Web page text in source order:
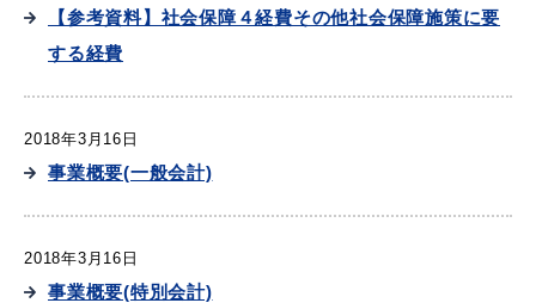
【参考資料】社会保障４経費その他社会保障施策に要
する経費
2018年3月16日
事業概要(一般会計)
2018年3月16日
事業概要(特別会計)